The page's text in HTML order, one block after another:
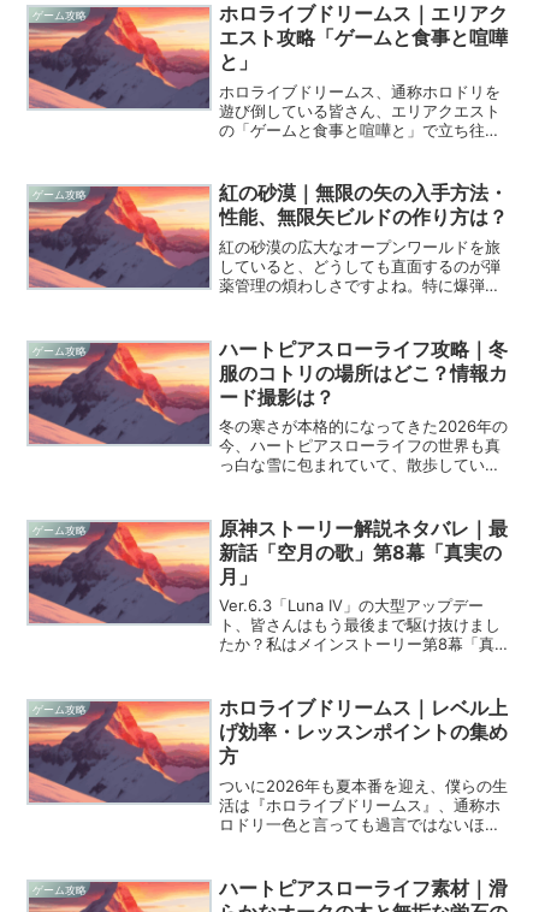
ゲーム攻略
ホロライブドリームス｜エリアク
エスト攻略「ゲームと食事と喧嘩
と」
ホロライブドリームス、通称ホロドリを
遊び倒している皆さん、エリアクエスト
の「ゲームと食事と喧嘩と」で立ち往生
話しかけても同じセリフを繰り返される
だけだと、正直「これバグ...
ゲーム攻略
紅の砂漠｜無限の矢の入手方法・
性能、無限矢ビルドの作り方は？
紅の砂漠の広大なオープンワールドを旅
していると、どうしても直面するのが弾
薬管理の煩わしさですよね。特に爆弾矢
る道でしょう。そこで今、2026年のゲー
マーたちの間でゲーム...
ゲーム攻略
ハートピアスローライフ攻略｜冬
服のコトリの場所はどこ？情報カ
ード撮影は？
冬の寒さが本格的になってきた2026年の
今、ハートピアスローライフの世界も真
っ白な雪に包まれていて、散歩している
るスノーシーズンイベントのクエスト
「冬服のコトリ出勤中！...
ゲーム攻略
原神ストーリー解説ネタバレ｜最
新話「空月の歌」第8幕「真実の
月」
Ver.6.3「Luna IV」の大型アップデー
ト、皆さんはもう最後まで駆け抜けまし
たか？私はメインストーリー第8幕「真実
す。特に今回のエピソードは、2025年末
のあの...
ゲーム攻略
ホロライブドリームス｜レベル上
げ効率・レッスンポイントの集め
方
ついに2026年も夏本番を迎え、僕らの生
活は『ホロライブドリームス』、通称ホ
ロドリ一色と言っても過言ではないほど
プレイヤーとして一番熱が入るのは「い
かに高いスコアを叩き...
ゲーム攻略
ハートピアスローライフ素材｜滑